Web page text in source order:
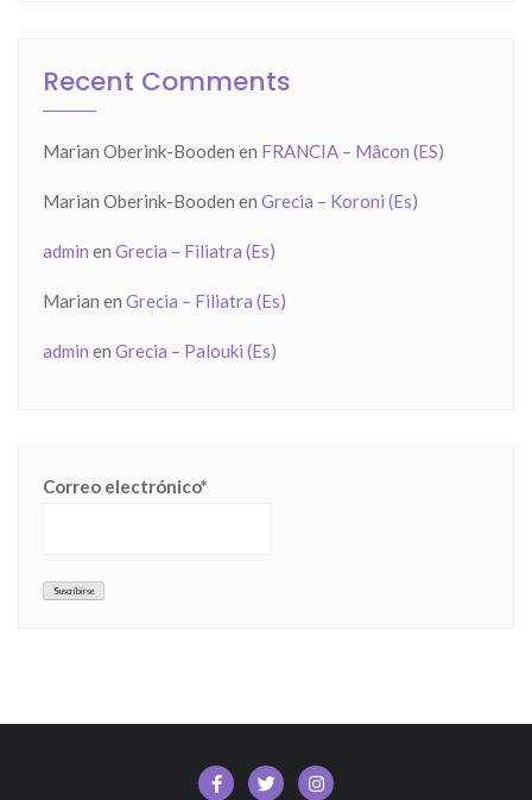
Recent Comments
Marian Oberink-Booden en FRANCIA – Mâcon (ES)
Marian Oberink-Booden en Grecia – Koroni (Es)
admin en Grecia – Filiatra (Es)
Marian en Grecia – Filiatra (Es)
admin en Grecia – Palouki (Es)
Correo electrónico*